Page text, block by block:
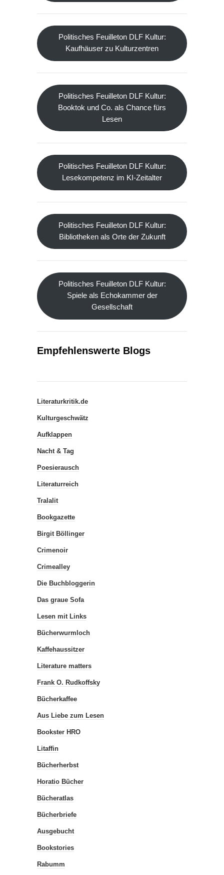
Politisches Feuilleton DLF Kultur:
Kaufhäuser zu Kulturzentren
Politisches Feuilleton DLF Kultur:
Booktok und Co. als Chance fürs
Lesen
Politisches Feuilleton DLF Kultur:
Lesekompetenz im KI-Zeitalter
Politisches Feuilleton DLF Kultur:
Bibliotheken als Orte der Zukunft
Politisches Feuilleton DLF Kultur:
Spiele als Echokammer der
Gesellschaft
Empfehlenswerte Blogs
Literaturkritik.de
Kulturgeschwätz
Aufklappen
Nacht & Tag
Poesierausch
Literaturreich
Tralalit
Bookgazette
Birgit Böllinger
Crimenoir
Crimealley
Die Buchbloggerin
Das graue Sofa
Lesen mit Links
Bücherwurmloch
Kaffehaussitzer
Literature matters
Frank O. Rudkoffsky
Bücherkaffee
Aus Liebe zum Lesen
Bookster HRO
Litaffin
Bücherherbst
Horatio Bücher
Bücheratlas
Bücherbriefe
Ausgebucht
Bookstories
Rabumm